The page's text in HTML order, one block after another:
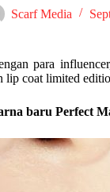
Scarf Media
para
coat limited
baru Perfect